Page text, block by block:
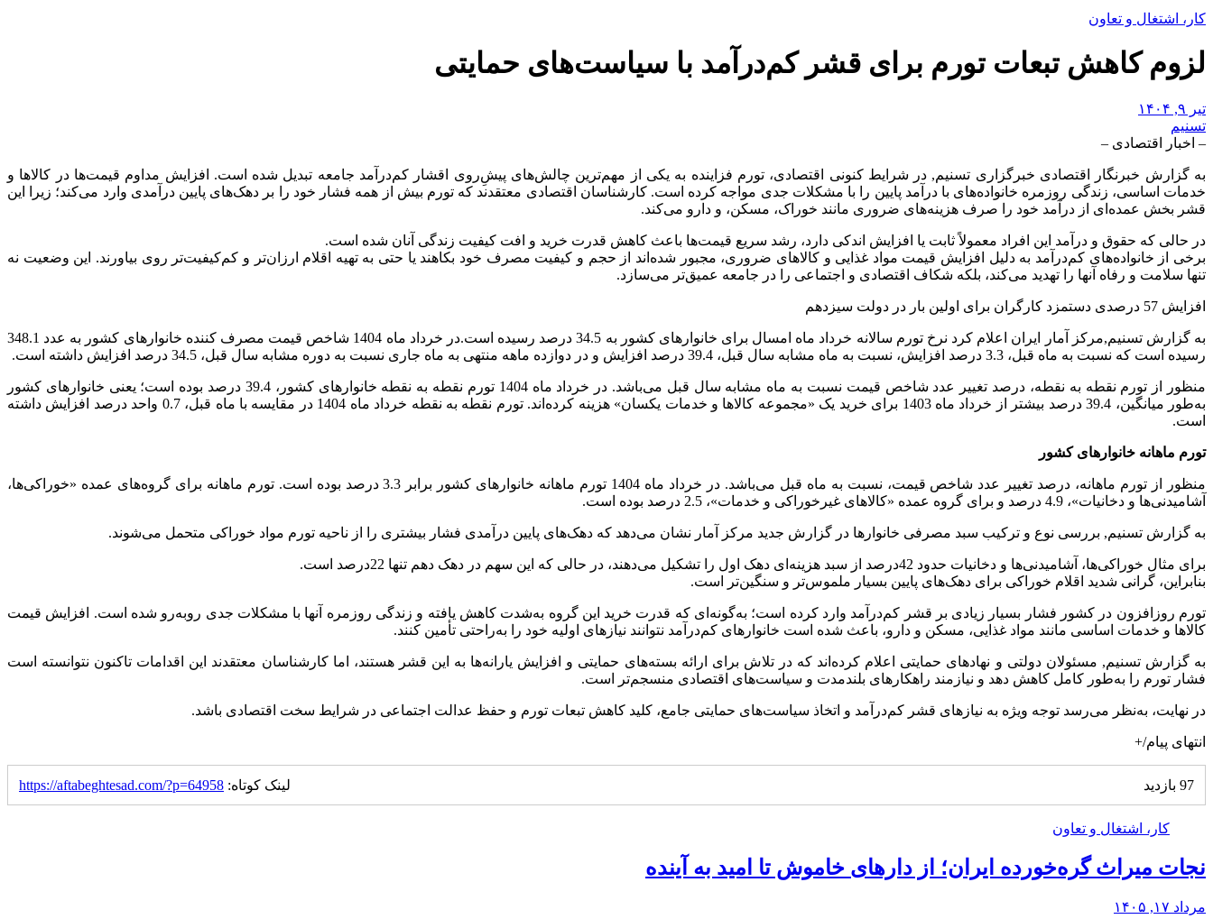
کار، اشتغال و تعاون
لزوم کاهش تبعات تورم برای قشر کم‌درآمد با سیاست‌های حمایتی
تیر ۹, ۱۴۰۴
تسنیم
– اخبار اقتصادی –
به گزارش خبرنگار اقتصادی خبرگزاری تسنیم, در شرایط کنونی اقتصادی، تورم فزاینده به یکی از مهم‌ترین چالش‌های پیشِ‌روی اقشار کم‌درآمد جامعه تبدیل شده است. افزایش مداوم قیمت‌ها در کالاها و
خدمات اساسی، زندگی روزمره خانواده‌های با درآمد پایین را با مشکلات جدی مواجه کرده است. کارشناسان اقتصادی معتقدند که تورم بیش از همه فشار خود را بر دهک‌های پایین درآمدی وارد می‌کند؛ زیرا این
قشر بخش عمده‌ای از درآمد خود را صرف هزینه‌های ضروری مانند خوراک، مسکن، و دارو می‌کند.
در حالی که حقوق و درآمد این افراد معمولاً ثابت یا افزایش اندکی دارد، رشد سریع قیمت‌ها باعث کاهش قدرت خرید و افت کیفیت زندگی آنان شده است.
برخی از خانواده‌های کم‌درآمد به دلیل افزایش قیمت مواد غذایی و کالاهای ضروری، مجبور شده‌اند از حجم و کیفیت مصرف خود بکاهند یا حتی به تهیه اقلام ارزان‌تر و کم‌کیفیت‌تر روی بیاورند. این وضعیت نه
تنها سلامت و رفاه آنها را تهدید می‌کند، بلکه شکاف اقتصادی و اجتماعی را در جامعه عمیق‌تر می‌سازد.
افزایش 57 درصدی دستمزد کارگران برای اولین بار در دولت سیزدهم
به گزارش تسنیم,مرکز آمار ایران اعلام کرد نرخ تورم سالانه خرداد ماه امسال برای خانوارهای کشور به 34.5 درصد رسیده است.در خرداد ماه 1404 شاخص قیمت مصرف کننده خانوارهای کشور به عدد 348.1
رسیده است که نسبت به ماه قبل، 3.3 درصد افزایش، نسبت به ماه مشابه سال قبل، 39.4 درصد افزایش و در دوازده ماهه منتهی به ماه جاری نسبت به دوره مشابه سال قبل، 34.5 درصد افزایش داشته است.
منظور از تورم نقطه به نقطه، درصد تغییر عدد شاخص قیمت نسبت به ماه مشابه سال قبل می‌باشد. در خرداد ماه 1404 تورم نقطه به نقطه خانوارهای کشور، 39.4 درصد بوده است؛ یعنی خانوارهای کشور
به‌طور میانگین، 39.4 درصد بیشتر از خرداد ماه 1403 برای خرید یک «مجموعه کالاها و خدمات یکسان» هزینه کرده‌اند. تورم نقطه به نقطه خرداد ماه 1404 در مقایسه با ماه قبل، 0.7 واحد درصد افزایش داشته
است.
تورم ماهانه خانوارهای کشور
منظور از تورم ماهانه، درصد تغییر عدد شاخص قیمت، نسبت به ماه قبل می‌باشد. در خرداد ماه 1404 تورم ماهانه خانوارهای کشور برابر 3.3 درصد بوده است. تورم ماهانه برای گروه‌های عمده «خوراکی‌ها،
آشامیدنی‌ها و دخانیات»، 4.9 درصد و برای گروه عمده «کالاهای غیرخوراکی و خدمات»، 2.5 درصد بوده است.
به گزارش تسنیم, بررسی نوع و ترکیب سبد مصرفی خانوارها در گزارش جدید مرکز آمار نشان می‌دهد که دهک‌های پایین درآمدی فشار بیشتری را از ناحیه تورم مواد خوراکی متحمل می‌شوند.
برای مثال خوراکی‌ها، آشامیدنی‌ها و دخانیات حدود 42درصد از سبد هزینه‌ای دهک اول را تشکیل می‌دهند، در حالی که این سهم در دهک دهم تنها 22درصد است.
بنابراین، گرانی شدید اقلام خوراکی برای دهک‌های پایین بسیار ملموس‌تر و سنگین‌تر است.
تورم روزافزون در کشور فشار بسیار زیادی بر قشر کم‌درآمد وارد کرده است؛ به‌گونه‌ای که قدرت خرید این گروه به‌شدت کاهش یافته و زندگی روزمره آنها با مشکلات جدی روبه‌رو شده است. افزایش قیمت
کالاها و خدمات اساسی مانند مواد غذایی، مسکن و دارو، باعث شده است خانوارهای کم‌درآمد نتوانند نیازهای اولیه خود را به‌راحتی تأمین کنند.
به گزارش تسنیم, مسئولان دولتی و نهادهای حمایتی اعلام کرده‌اند که در تلاش برای ارائه بسته‌های حمایتی و افزایش یارانه‌ها به این قشر هستند، اما کارشناسان معتقدند این اقدامات تاکنون نتوانسته است
فشار تورم را به‌طور کامل کاهش دهد و نیازمند راهکارهای بلندمدت و سیاست‌های اقتصادی منسجم‌تر است.
در نهایت، به‌نظر می‌رسد توجه ویژه به نیازهای قشر کم‌درآمد و اتخاذ سیاست‌های حمایتی جامع، کلید کاهش تبعات تورم و حفظ عدالت اجتماعی در شرایط سخت اقتصادی باشد.
انتهای پیام/+
97 بازدید لینک کوتاه: https://aftabeghtesad.com/?p=64958
کار، اشتغال و تعاون
نجات میراث گره‌خورده ایران؛ از دارهای خاموش تا امید به آینده
مرداد ۱۷, ۱۴۰۵